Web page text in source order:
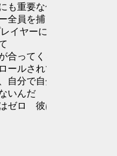
も重要な仕事
全員を捕まえ
イヤーには
合ってくる
ールされてい
自分で自分が
いんだ
ゼロ 彼は完